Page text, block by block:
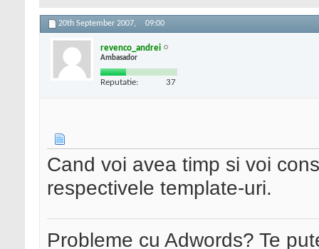
20th September 2007, 09:00
revenco_andrei
Ambasador
Reputatie: 37
Cand voi avea timp si voi
respectivele template-uri.
Probleme cu Adwords? Te